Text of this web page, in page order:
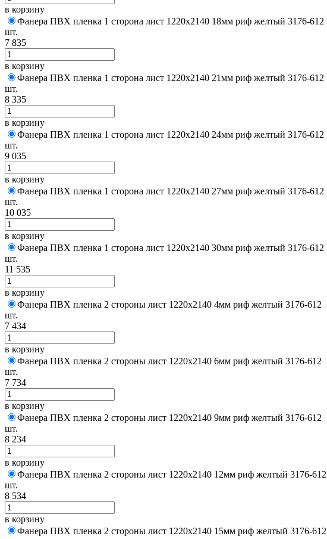
в корзину
Фанера ПВХ пленка 1 сторона лист 1220х2140 18мм риф желтый 3176-612
шт.
7 835
в корзину
Фанера ПВХ пленка 1 сторона лист 1220х2140 21мм риф желтый 3176-612
шт.
8 335
в корзину
Фанера ПВХ пленка 1 сторона лист 1220х2140 24мм риф желтый 3176-612
шт.
9 035
в корзину
Фанера ПВХ пленка 1 сторона лист 1220х2140 27мм риф желтый 3176-612
шт.
10 035
в корзину
Фанера ПВХ пленка 1 сторона лист 1220х2140 30мм риф желтый 3176-612
шт.
11 535
в корзину
Фанера ПВХ пленка 2 стороны лист 1220х2140 4мм риф желтый 3176-612
шт.
7 434
в корзину
Фанера ПВХ пленка 2 стороны лист 1220х2140 6мм риф желтый 3176-612
шт.
7 734
в корзину
Фанера ПВХ пленка 2 стороны лист 1220х2140 9мм риф желтый 3176-612
шт.
8 234
в корзину
Фанера ПВХ пленка 2 стороны лист 1220х2140 12мм риф желтый 3176-612
шт.
8 534
в корзину
Фанера ПВХ пленка 2 стороны лист 1220х2140 15мм риф желтый 3176-612